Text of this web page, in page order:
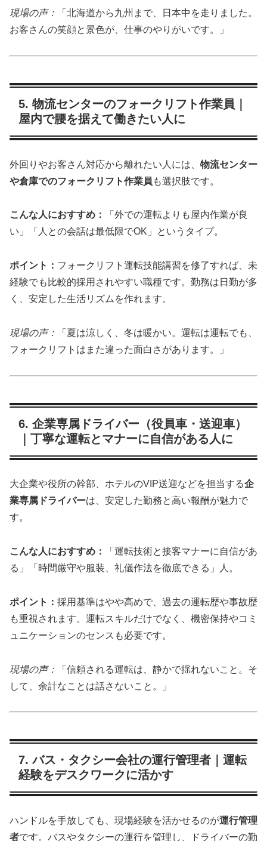
現場の声：
「北海道から九州まで、日本中を走りました。
お客さんの笑顔と景色が、仕事のやりがいです。」
5. 物流センターのフォークリフト作業員｜
屋内で腰を据えて働きたい人に
外回りやお客さん対応から離れたい人には、 物流センター
や倉庫でのフォークリフト作業員 も選択肢です。
こんな人におすすめ：
「外での運転よりも屋内作業が良
い」「人との会話は最低限でOK」というタイプ。
ポイント： フォークリフト運転技能講習を修了すれば、未
経験でも比較的採用されやすい職種です。勤務は日勤が多
く、安定した生活リズムを作れます。
現場の声：
「夏は涼しく、冬は暖かい。運転は運転でも、
フォークリフトはまた違った面白さがあります。」
6. 企業専属ドライバー（役員車・送迎車）
｜丁寧な運転とマナーに自信がある人に
大企業や役所の幹部、ホテルのVIP送迎などを担当する企
業専属ドライバーは、安定した勤務と高い報酬が魅力で
す。
こんな人におすすめ：
「運転技術と接客マナーに自信があ
る」「時間厳守や服装、礼儀作法を徹底できる」人。
ポイント： 採用基準はやや高めで、過去の運転歴や事故歴
も重視されます。運転スキルだけでなく、機密保持やコミ
ュニケーションのセンスも必要です。
現場の声：
「信頼される運転は、静かで揺れないこと。そ
して、余計なことは話さないこと。」
7. バス・タクシー会社の運行管理者｜運転
経験をデスクワークに活かす
ハンドルを手放しても、現場経験を活かせるのが運行管理
者です。バスやタクシーの運行を管理し、ドライバーの勤